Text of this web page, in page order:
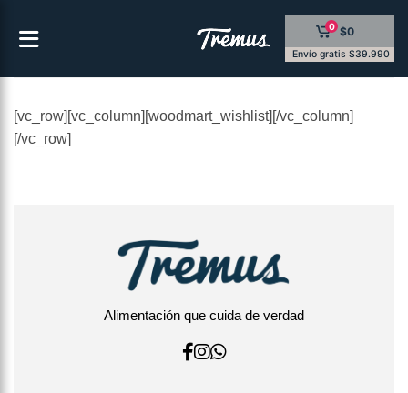
0 $0
Envío gratis $39.990
[vc_row][vc_column][woodmart_wishlist][/vc_column]
[/vc_row]
Alimentación que cuida de verdad